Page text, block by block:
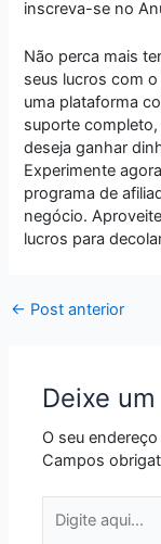
inscreva-se no
Não perca mais
seus lucros com
uma plataforma
suporte
deseja ganhar
Experimente
programa de
negócio.
lucros para
← Post anterior
Deixe
O seu
Campos
aqui...